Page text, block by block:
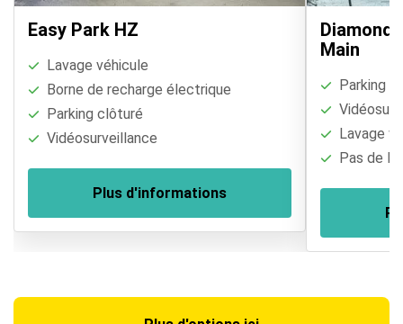
Easy Park HZ
Lavage véhicule
Borne de recharge électrique
Parking clôturé
Vidéosurveillance
Plus d'informations
Main
Parking
Lavage
Pas de